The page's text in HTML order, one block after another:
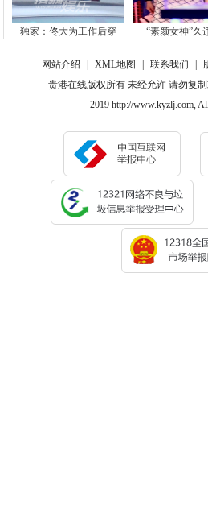
独家：佟大为工作后穿 “素颜女神”久
网站介绍 | XML地图 | 联系我们 |
贵港在线版权所有 未经允许 请勿复
2019 http://www.kyzlj.com,